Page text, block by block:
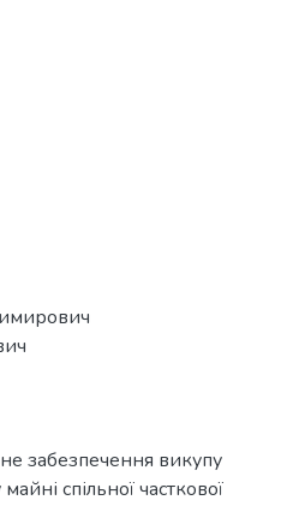
забезпечення викупу
спільної часткової